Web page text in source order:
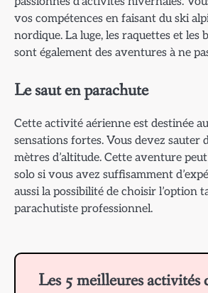
vos compétences en faisant du ski
nordique. La luge, les raquettes et les
sont également des aventures à ne
Le saut en parachute
Cette activité aérienne est destinée
sensations fortes. Vous devez sauter
mètres d’altitude. Cette aventure
solo si vous avez suffisamment
aussi la possibilité de choisir l’option
parachutiste professionnel.
Les 5 meilleures activités